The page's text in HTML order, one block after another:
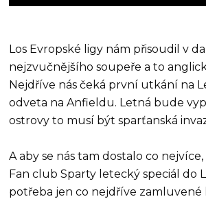
Los Evropské ligy nám přisoudil v
nejzvučnějšího soupeře a to
Nejdříve nás čeká první utkání na
odveta na Anfieldu. Letná bude
ostrovy to musí být sparťanská
A aby se nás tam dostalo co
Fan club Sparty letecký speciál do
potřeba jen co nejdříve